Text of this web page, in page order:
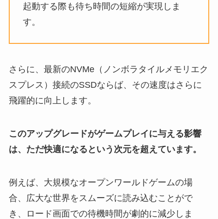
起動する際も待ち時間の短縮が実現しま
す。
さらに、最新のNVMe（ノンボラタイルメモリエク
スプレス）接続のSSDならば、その速度はさらに
飛躍的に向上します。
このアップグレードがゲームプレイに与える影響
は、ただ快適になるという次元を超えています。
例えば、大規模なオープンワールドゲームの場
合、広大な世界をスムーズに読み込むことがで
き、ロード画面での待機時間が劇的に減少しま